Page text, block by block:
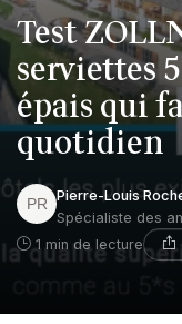
Test
serviettes
épais qui
quotidien
Pierre-Louis
Spécialiste des
1 min de lecture